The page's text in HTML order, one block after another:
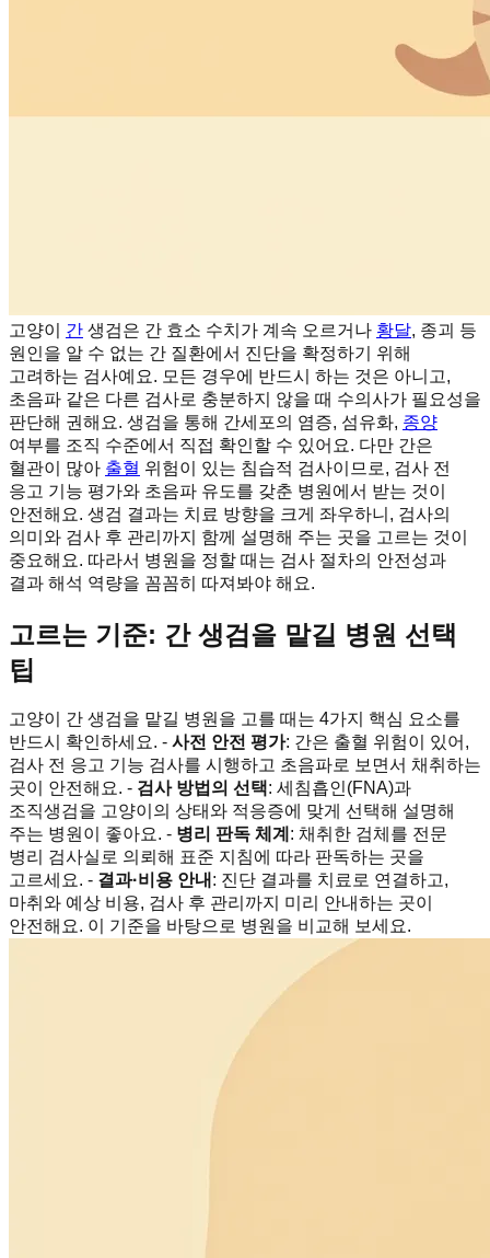
고양이 간 생검은 간 효소 수치가 계속 오르거나 황달, 종괴 등
원인을 알 수 없는 간 질환에서 진단을 확정하기 위해
고려하는 검사예요. 모든 경우에 반드시 하는 것은 아니고,
초음파 같은 다른 검사로 충분하지 않을 때 수의사가 필요성을
판단해 권해요. 생검을 통해 간세포의 염증, 섬유화, 종양
여부를 조직 수준에서 직접 확인할 수 있어요. 다만 간은
혈관이 많아 출혈 위험이 있는 침습적 검사이므로, 검사 전
응고 기능 평가와 초음파 유도를 갖춘 병원에서 받는 것이
안전해요. 생검 결과는 치료 방향을 크게 좌우하니, 검사의
의미와 검사 후 관리까지 함께 설명해 주는 곳을 고르는 것이
중요해요. 따라서 병원을 정할 때는 검사 절차의 안전성과
결과 해석 역량을 꼼꼼히 따져봐야 해요.
고르는 기준: 간 생검을 맡길 병원 선택
팁
고양이 간 생검을 맡길 병원을 고를 때는 4가지 핵심 요소를
반드시 확인하세요. - 사전 안전 평가: 간은 출혈 위험이 있어,
검사 전 응고 기능 검사를 시행하고 초음파로 보면서 채취하는
곳이 안전해요. - 검사 방법의 선택: 세침흡인(FNA)과
조직생검을 고양이의 상태와 적응증에 맞게 선택해 설명해
주는 병원이 좋아요. - 병리 판독 체계 : 채취한 검체를 전문
병리 검사실로 의뢰해 표준 지침에 따라 판독하는 곳을
고르세요. - 결과·비용 안내 : 진단 결과를 치료로 연결하고,
마취와 예상 비용, 검사 후 관리까지 미리 안내하는 곳이
안전해요. 이 기준을 바탕으로 병원을 비교해 보세요.